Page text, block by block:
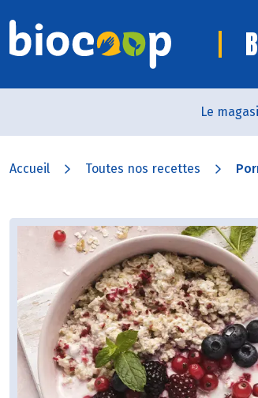
Le
Accueil Toutes nos recettes